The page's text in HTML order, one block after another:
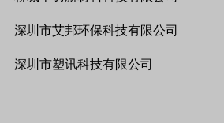
深圳市艾邦环保科技有限公司
深圳市塑讯科技有限公司